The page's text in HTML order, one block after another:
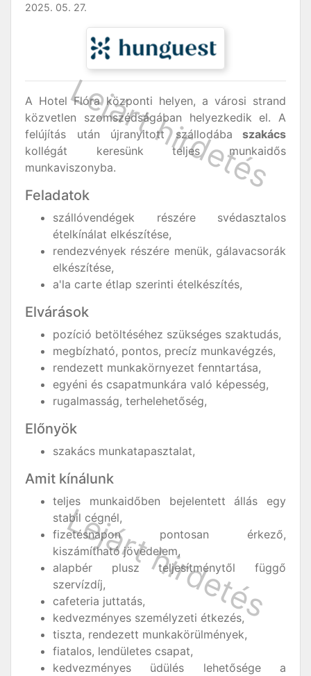
2025. 05. 27.
A Hotel Flóra központi helyen, a városi strand
közvetlen szomszédságában helyezkedik el. A
felújítás után újranyitott szállodába szakács
kollégát keresünk teljes munkaidős
munkaviszonyba.
Feladatok
szállóvendégek részére svédasztalos
ételkínálat elkészítése,
rendezvények részére menük, gálavacsorák
elkészítése,
a'la carte étlap szerinti ételkészítés,
Elvárások
pozíció betöltéséhez szükséges szaktudás,
megbízható, pontos, precíz munkavégzés,
rendezett munkakörnyezet fenntartása,
egyéni és csapatmunkára való képesség,
rugalmasság, terhelehetőség,
Előnyök
szakács munkatapasztalat,
Amit kínálunk
teljes munkaidőben bejelentett állás egy
stabil cégnél,
fizetésnapon pontosan érkező,
kiszámítható jövedelem,
alapbér plusz teljesítménytől függő
szervízdíj,
cafeteria juttatás,
kedvezményes személyzeti étkezés,
tiszta, rendezett munkakörülmények,
fiatalos, lendületes csapat,
kedvezményes üdülés lehetősége a